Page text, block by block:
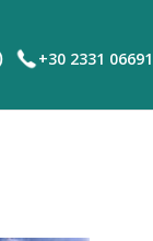
+30 2331